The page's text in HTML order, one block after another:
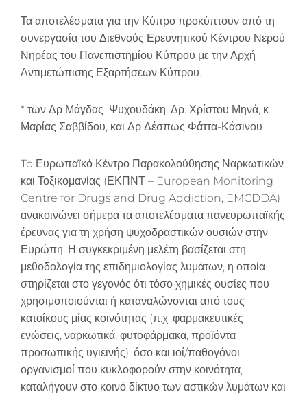
Τα αποτελέσματα για την Κύπρο προκύπτουν από τη
συνεργασία του Διεθνούς Ερευνητικού Κέντρου Νερού
Νηρέας του Πανεπιστημίου Κύπρου με την Αρχή
Αντιμετώπισης Εξαρτήσεων Κύπρου.
* των Δρ Μάγδας Ψυχουδάκη, Δρ. Χρίστου Μηνά, κ.
Μαρίας Σαββίδου, και Δρ Δέσπως Φάττα-Κάσινου
To Ευρωπαϊκό Κέντρο Παρακολούθησης Ναρκωτικών
και Τοξικομανίας (ΕΚΠΝΤ – European Monitoring
Centre for Drugs and Drug Addiction, EMCDDA)
ανακοινώνει σήμερα τα αποτελέσματα πανευρωπαϊκής
έρευνας για τη χρήση ψυχοδραστικών ουσιών στην
Ευρώπη. Η συγκεκριμένη μελέτη βασίζεται στη
μεθοδολογία της επιδημιολογίας λυμάτων, η οποία
στηρίζεται στο γεγονός ότι τόσο χημικές ουσίες που
χρησιμοποιούνται ή καταναλώνονται από τους
κατοίκους μίας κοινότητας (π.χ. φαρμακευτικές
ενώσεις, ναρκωτικά, φυτοφάρμακα, προϊόντα
προσωπικής υγιεινής), όσο και ιοί/παθογόνοι
οργανισμοί που κυκλοφορούν στην κοινότητα,
καταλήγουν στο κοινό δίκτυο των αστικών λυμάτων και